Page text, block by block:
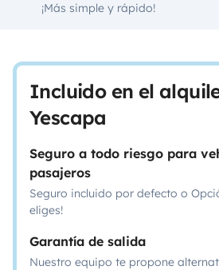
¡Más simple y rápido!
Incluido en el
Yescapa
Seguro a todo riesgo para
pasajeros
Seguro incluido por defecto o
eliges!
Garantía de salida
Nuestro equipo te propone